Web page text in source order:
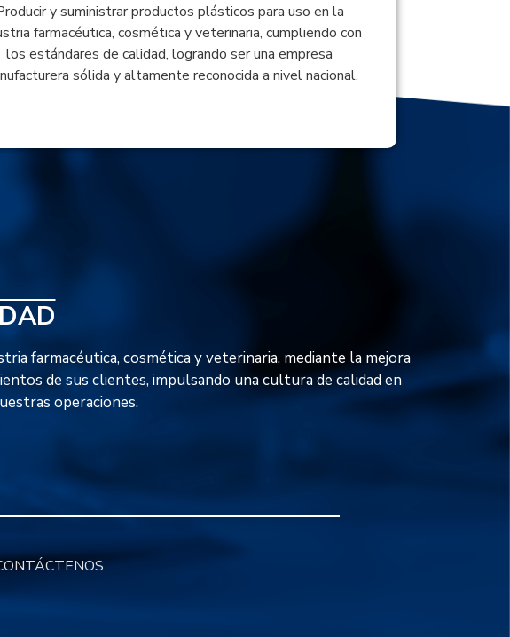
y suministrar productos plásticos para uso en la
farmacéutica, cosmética y veterinaria, cumpliendo con
los estándares de calidad, logrando ser una empresa
sólida y altamente reconocida a nivel nacional.
farmacéutica, cosmética y veterinaria, mediante la mejora
de sus clientes, impulsando una cultura de calidad en
operaciones.